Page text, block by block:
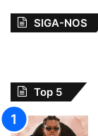
SIGA-NOS
Top 5